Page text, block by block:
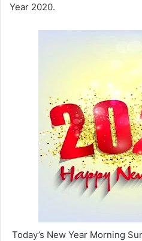
Year 2020.
Today’s New Year Morning